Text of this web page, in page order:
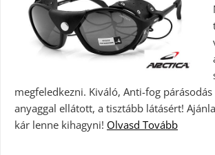
megfeledkezni. Kiváló, Anti-fog
anyaggal ellátott, a tisztább látásért!
kár lenne kihagyni! Olvasd Tovább